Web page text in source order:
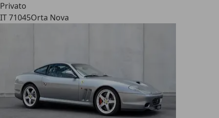
Privato
IT 71045Orta Nova